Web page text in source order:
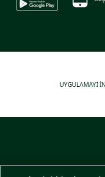
UYGULAMAYI